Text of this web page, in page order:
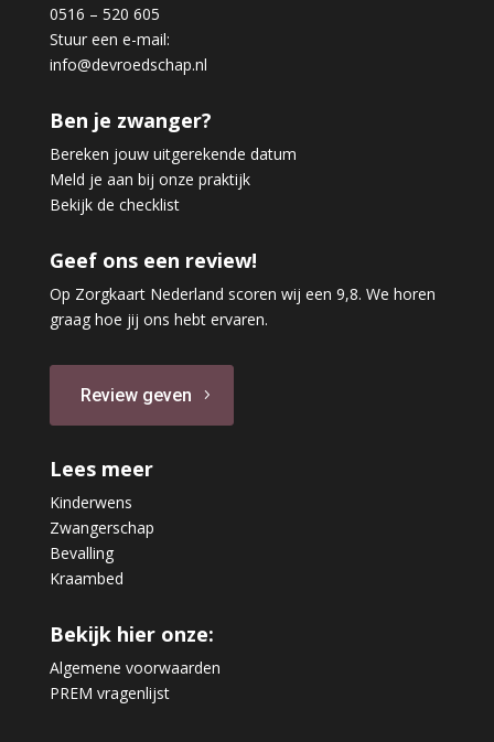
0516 – 520 605
Stuur een e-mail:
info@devroedschap.nl
Ben je zwanger?
Bereken jouw uitgerekende datum
Meld je aan bij onze praktijk
Bekijk de checklist
Geef ons een review!
Op Zorgkaart Nederland scoren wij een 9,8. We horen
graag hoe jij ons hebt ervaren.
Review geven
Lees meer
Kinderwens
Zwangerschap
Bevalling
Kraambed
Bekijk hier onze:
Algemene voorwaarden
PREM vragenlijst